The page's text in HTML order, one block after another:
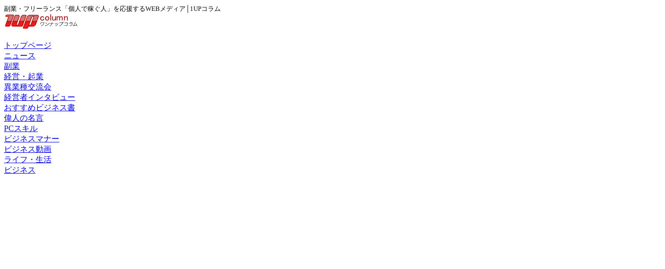
副業・フリーランス「個人で稼ぐ人」を応援するWEBメディア│1UPコラム
トップページ
ニュース
副業
経営・起業
異業種交流会
経営者インタビュー
おすすめビジネス書
偉人の名言
PCスキル
ビジネスマナー
ビジネス動画
ライフ・生活
ビジネス